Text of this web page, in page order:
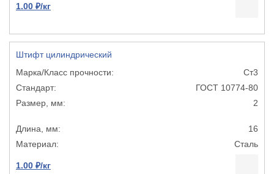
1.00 ₽/кг
Штифт цилиндрический
Ст3
ГОСТ 10774-80
2
16
Сталь
1.00 ₽/кг